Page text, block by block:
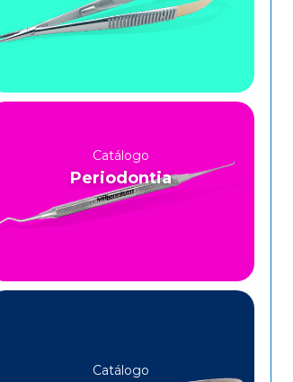
Catálogo
Periodontia
Catálogo